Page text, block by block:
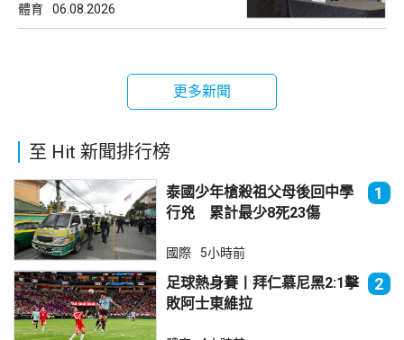
體育 06.08.2026
更多新聞
至 Hit 新聞排行榜
泰國少年槍殺祖父母後回中學
行兇 累計最少8死23傷
1
國際 5小時前
足球熱身賽丨拜仁慕尼黑2:1擊
敗阿士東維拉
2